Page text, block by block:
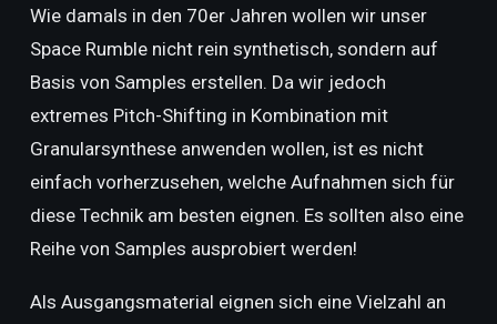
Wie damals in den 70er Jahren wollen wir unser
Space Rumble nicht rein synthetisch, sondern auf
Basis von Samples erstellen. Da wir jedoch
extremes Pitch-Shifting in Kombination mit
Granularsynthese anwenden wollen, ist es nicht
einfach vorherzusehen, welche Aufnahmen sich für
diese Technik am besten eignen. Es sollten also eine
Reihe von Samples ausprobiert werden!
Als Ausgangsmaterial eignen sich eine Vielzahl an